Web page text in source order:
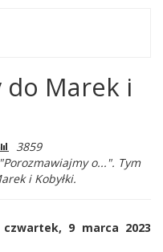
do Marek i
Liczba
odwiedzających:
3859
o...". Tym
i Kobyłki.
9 marca 2023